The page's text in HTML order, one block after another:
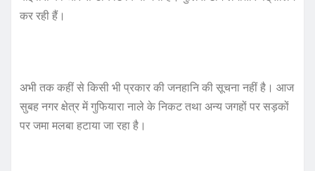
कर रही हैं।
अभी तक कहीं से किसी भी प्रकार की जनहानि की सूचना नहीं है। आज
सुबह नगर क्षेत्र में गुफियारा नाले के निकट तथा अन्य जगहों पर सड़कों
पर जमा मलबा हटाया जा रहा है।